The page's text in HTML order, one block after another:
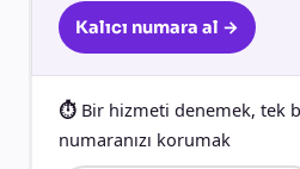
Kalıcı numara al →
Bir hizmeti denemek, tek
numaranızı korumak